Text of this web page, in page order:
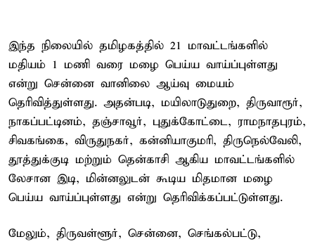
இந்த நிலையில் தமிழகத்தில் 21 மாவட்டங்களில்
மதியம் 1 மணி வரை மழை பெய்ய வாய்ப்புள்ளது
என்று சென்னை வானிலை ஆய்வு மையம்
தெரிவித்துள்ளது. அதன்படி, மயிலாடுதுறை, திருவாரூர்,
நாகப்பட்டினம், தஞ்சாவூர், புதுக்கோட்டை, ராமநாதபுரம்,
சிவகங்கை, விருதுநகர், கன்னியாகுமரி, திருநெல்வேலி,
தூத்துக்குடி மற்றும் தென்காசி ஆகிய மாவட்டங்களில்
லேசான இடி, மின்னலுடன் கூடிய மிதமான மழை
பெய்ய வாய்ப்புள்ளது என்று தெரிவிக்கப்பட்டுள்ளது.
மேலும், திருவள்ளூர், சென்னை, செங்கல்பட்டு,